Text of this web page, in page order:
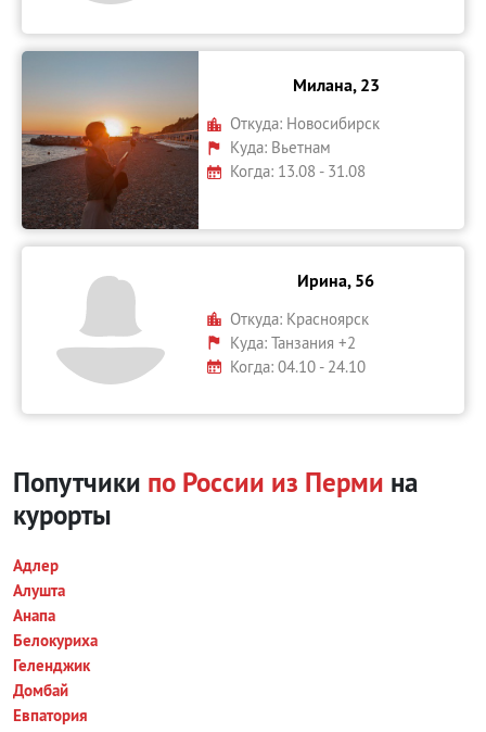
Милана, 23
Откуда: Новосибирск
Куда: Вьетнам
Когда: 13.08 - 31.08
Ирина, 56
Откуда: Красноярск
Куда:Танзания +2
Когда: 04.10 - 24.10
Попутчики по России из Перми на
курорты
Адлер
Алушта
Анапа
Белокуриха
Геленджик
Домбай
Евпатория